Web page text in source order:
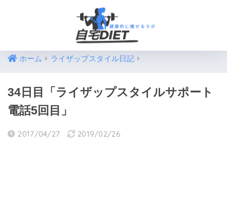
ホーム ライザップスタイル日記
34日目「ライザップスタイルサポート
電話5回目」
2017/04/27 2019/02/26